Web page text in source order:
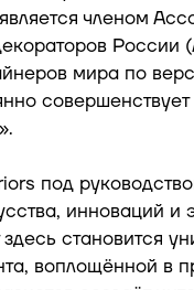
членом
России
мира по
совершенствует
под
инноваций и
становится
воплощённой в